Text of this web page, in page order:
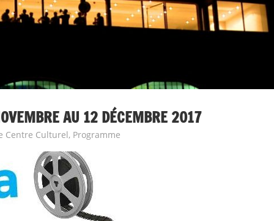
AU 12 DÉCEMBRE 2017
Centre Culturel, Programme